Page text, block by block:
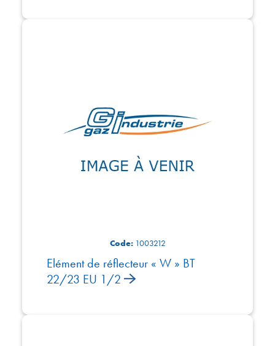
Code:1003212
Elément de réflecteur « W » BT
22/23 EU 1/2